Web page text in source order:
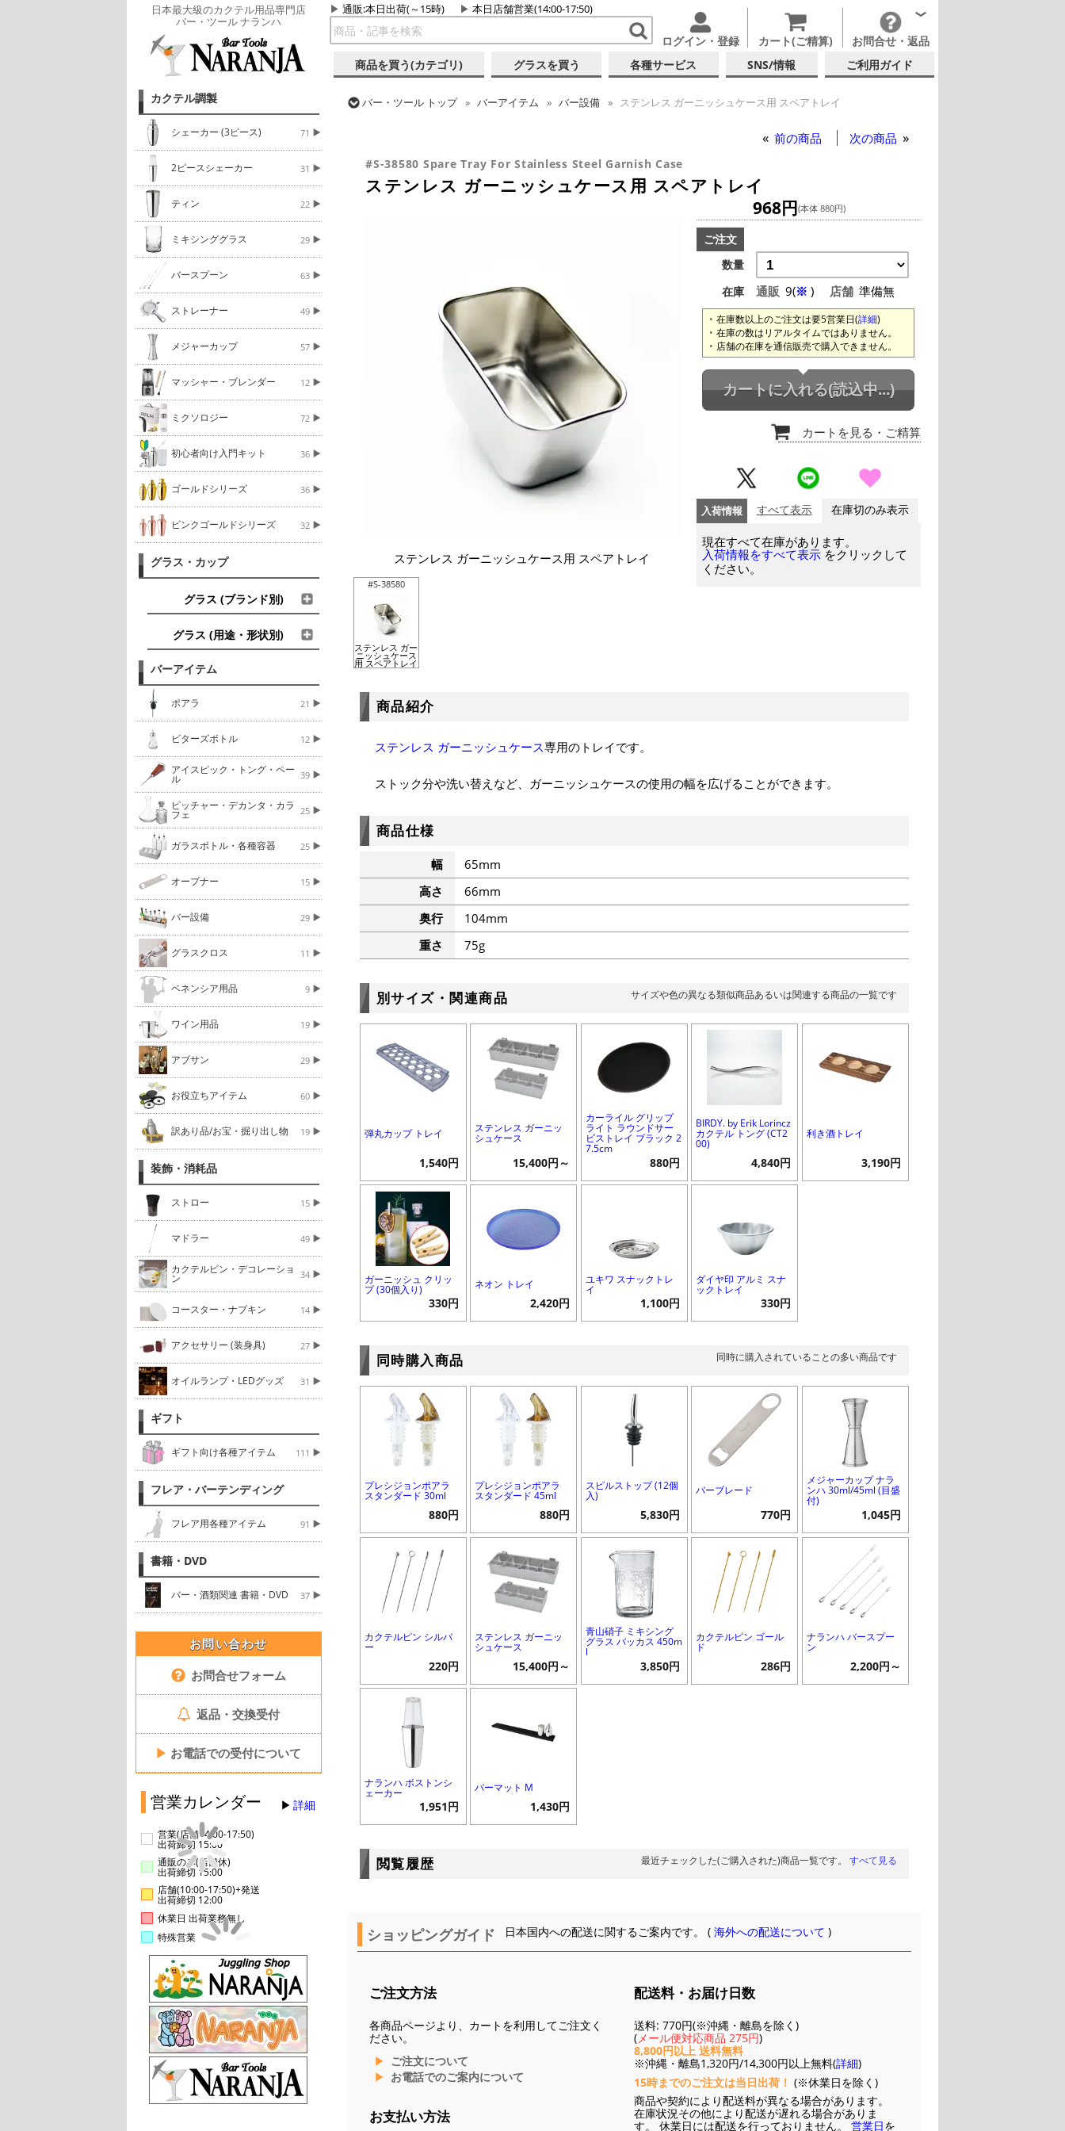
日本最大級のカクテル用品専門店
バー・ツール ナランハ
通販:本日出荷(～15時) 本日店舗営業(14:00-17:50)
ログイン・登録 カート(ご精算) お問合せ・返品
商品を買う(カテゴリ) グラスを買う 各種サービス SNS/情報 ご利用ガイド
カクテル調製
シェーカー (3ピース) 71
2ピースシェーカー 31
ティン 22
ミキシンググラス 29
バースプーン 63
ストレーナー 49
メジャーカップ 57
マッシャー・ブレンダー 12
ミクソロジー 72
初心者向け入門キット 36
ゴールドシリーズ 36
ピンクゴールドシリーズ 32
グラス・カップ
グラス (ブランド別)
グラス (用途・形状別)
バーアイテム
ポアラ 21
ビターズボトル 12
アイスピック・トング・ペー
ル 39
ピッチャー・デカンタ・カラ
フェ 25
ガラスボトル・各種容器 25
オープナー 15
バー設備 29
グラスクロス 11
ベネンシア用品 9
ワイン用品 19
アブサン 29
お役立ちアイテム 60
訳あり品/お宝・掘り出し物 19
装飾・消耗品
ストロー 15
マドラー 49
カクテルピン・デコレーショ
ン 34
コースター・ナプキン 14
アクセサリー (装身具) 27
オイルランプ・LEDグッズ 31
ギフト
ギフト向け各種アイテム 111
フレア・バーテンディング
フレア用各種アイテム 91
書籍・DVD
バー・酒類関連 書籍・DVD 37
お問い合わせ
お問合せフォーム
返品・交換受付
▶ お電話での受付について
営業カレンダー 詳細
営業(店舗14:00-17:50)
出荷締切 15:00
通販のみ(店舗休)
出荷締切 15:00
店舗(10:00-17:50)+発送
出荷締切 12:00
休業日 出荷業務無し
特殊営業
バー・ツール トップ バーアイテム バー設備
ステンレス ガーニッシュケース用 スペアトレイ
前の商品 次の商品
#S-38580 Spare Tray For Stainless Steel Garnish Case
ステンレス ガーニッシュケース用 スペアトレイ
ステンレス ガーニッシュケース用 スペアトレイ
#S-38580
ステンレス ガー
ニッシュケース
用 スペアトレイ
968円(本体 880円)
ご注文
数量
在庫
通販 9(※ ) 店舗 準備無
在庫数以上のご注文は要5営業日(詳細)
在庫の数はリアルタイムではありません。
店舗の在庫を通信販売で購入できません。
カートに入れる(読込中...)
カートを見る ・ご精算
入荷情報 すべて表示 在庫切のみ表示
現在すべて在庫があります。
入荷情報をすべて表示 をクリックして
ください。
商品紹介
ステンレス ガーニッシュケース専用のトレイです。
ストック分や洗い替えなど、ガーニッシュケースの使用の幅を広げることができます。
商品仕様
幅
65mm
高さ
66mm
奥行
104mm
重さ
75g
別サイズ・関連商品 サイズや色の異なる類似商品あるいは関連する商品の一覧です
弾丸カップ トレイ
1,540円
ステンレス ガーニッ
シュケース
15,400円～
カーライル グリップ
ライト ラウンドサー
ビストレイ ブラック 2
7.5cm
880円
BIRDY. by Erik Lorincz
カクテル トング (CT2
00)
4,840円
利き酒トレイ
3,190円
ガーニッシュ クリッ
プ (30個入り)
330円
ネオン トレイ
2,420円
ユキワ スナックトレ
イ
1,100円
ダイヤ印 アルミ スナ
ックトレイ
330円
同時購入商品 同時に購入されていることの多い商品です
プレシジョンポアラ
スタンダード 30ml
880円
プレシジョンポアラ
スタンダード 45ml
880円
スピルストップ (12個
入)
5,830円
バーブレード
770円
メジャーカップ ナラ
ンハ 30ml/45ml (目盛
付)
1,045円
カクテルピン シルバ
ー
220円
ステンレス ガーニッ
シュケース
15,400円～
青山硝子 ミキシング
グラス バッカス 450m
l
3,850円
カクテルピン ゴール
ド
286円
ナランハ バースプー
ン
2,200円～
ナランハ ボストンシ
ェーカー
1,951円
バーマット M
1,430円
閲覧履歴 最近チェックした(ご購入された)商品一覧です。 すべて見る
ショッピングガイド 日本国内への配送に関するご案内です。 (海外への配送について )
ご注文方法
各商品ページより、カートを利用してご注文く
ださい。
ご注文について
お電話でのご案内について
お支払い方法
配送料・お届け日数
送料: 770円(※沖縄・離島を除く)
(メール便対応商品 275円)
8,800円以上 送料無料
※沖縄・離島1,320円/14,300円以上無料(詳細)
15時までのご注文は当日出荷！ (※休業日を除く)
商品や契約により配送料が異なる場合があります。
在庫状況その他により配送が遅れる場合がありま
す。 休業日には配送を行っておりません。 営業日を